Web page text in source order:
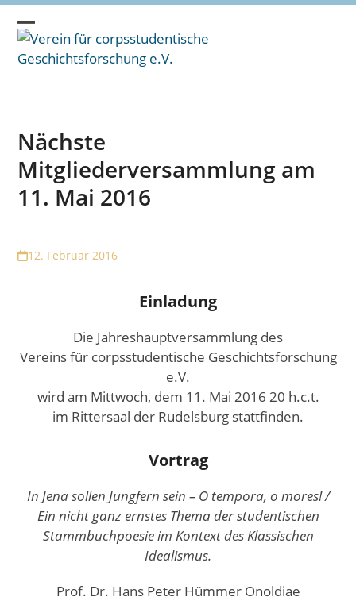
Skip
content
Open
mobile
Close
mobile
Nächste
Mitgliederversammlung am
11. Mai 2016
12. Februar 2016
Einladung
Die Jahreshauptversammlung des
Vereins für corpsstudentische Geschichtsforschung
e.V.
wird am Mittwoch, dem 11. Mai 2016 20 h.c.t.
im Rittersaal der Rudelsburg stattfinden.
Vortrag
In Jena sollen Jungfern sein – O tempora, o mores! /
Ein nicht ganz ernstes Thema der studentischen
Stammbuchpoesie im Kontext des Klassischen
Idealismus.
Prof. Dr. Hans Peter Hümmer Onoldiae